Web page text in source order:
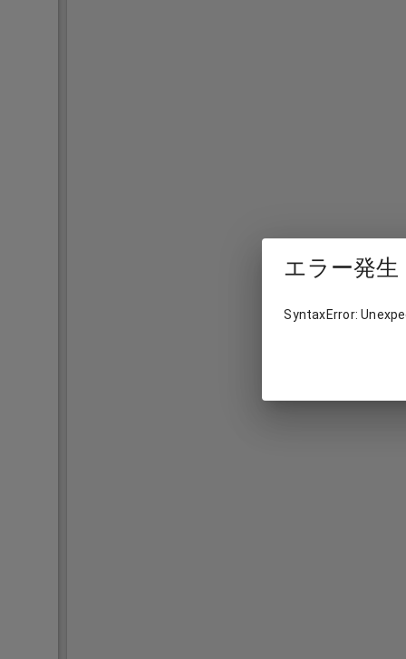
エラー発生
SyntaxError: